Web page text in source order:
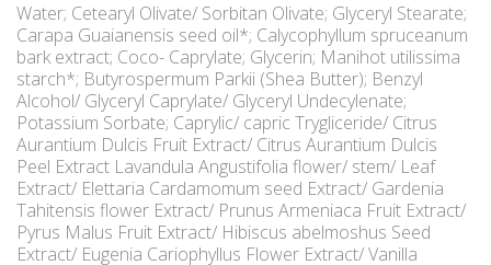
Water; Cetearyl Olivate/ Sorbitan Olivate; Glyceryl Stearate;
Carapa Guaianensis seed oil*; Calycophyllum spruceanum
bark extract; Coco- Caprylate; Glycerin; Manihot utilissima
starch*; Butyrospermum Parkii (Shea Butter); Benzyl
Alcohol/ Glyceryl Caprylate/ Glyceryl Undecylenate;
Potassium Sorbate; Caprylic/ capric Trygliceride/ Citrus
Aurantium Dulcis Fruit Extract/ Citrus Aurantium Dulcis
Peel Extract Lavandula Angustifolia flower/ stem/ Leaf
Extract/ Elettaria Cardamomum seed Extract/ Gardenia
Tahitensis flower Extract/ Prunus Armeniaca Fruit Extract/
Pyrus Malus Fruit Extract/ Hibiscus abelmoshus Seed
Extract/ Eugenia Cariophyllus Flower Extract/ Vanilla